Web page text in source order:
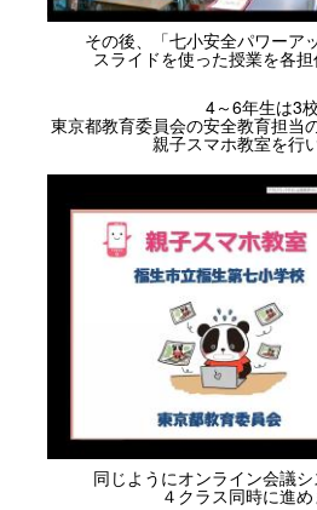
その後、「七小安全パワーア
スライドを使った授業を各担
4～6年生は3
東京都教育委員会の安全教育担当
親子スマホ教室を行
同じようにオンライン会議
４クラス同時に進め